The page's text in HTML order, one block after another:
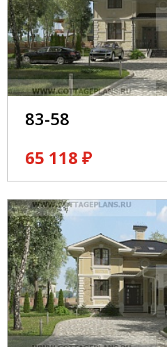
83-58
65 118 ₽